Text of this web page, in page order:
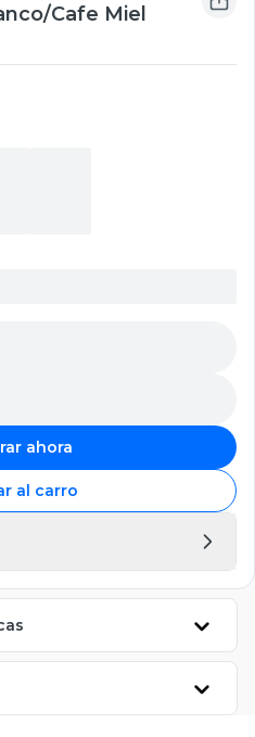
Cafe Miel
ahora
al carro